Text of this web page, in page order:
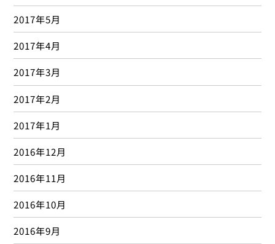
2017年5月
2017年4月
2017年3月
2017年2月
2017年1月
2016年12月
2016年11月
2016年10月
2016年9月